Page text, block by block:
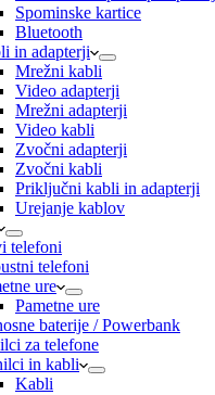
Spominske kartice
Bluetooth
in adapterji
Mrežni kabli
Video adapterji
Mrežni adapterji
Video kabli
Zvočni adapterji
Zvočni kabli
Priključni kabli in adapterji
Urejanje kablov
telefoni
telefoni
ure
Pametne ure
baterije / Powerbank
za telefone
in kabli
Kabli